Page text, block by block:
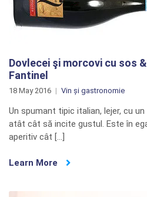
Dovlecei şi morcovi cu sos
Fantinel
18 May 2016 Vin și gastronomie
Un spumant tipic italian, lejer, cu
atât cât să incite gustul. Este în
aperitiv cât […]
Learn More